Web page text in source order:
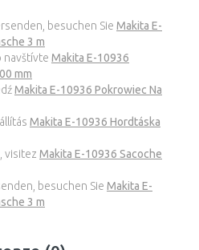
besuchen Sie Makita E-
3 m
navštívte Makita E-10936
mm
Makita E-10936 Pokrowiec Na
Makita E-10936 Hordtáska
visitez Makita E-10936 Sacoche
besuchen Sie Makita E-
3 m